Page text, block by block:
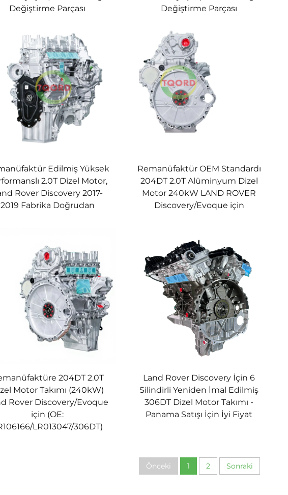
Değiştirme Parçası
Değiştirme Parçası
Edilmiş Yüksek
2.0T Dizel Motor,
Rover Discovery 2017-
2019 Fabrika Doğrudan
Remanüfaktür OEM Standardı
204DT 2.0T Alüminyum Dizel
Motor 240kW LAND ROVER
Discovery/Evoque için
204DT 2.0T
Motor Takımı (240kW)
Rover Discovery/Evoque
için (OE:
LR013047/306DT)
Land Rover Discovery İçin 6
Silindirli Yeniden İmal Edilmiş
306DT Dizel Motor Takımı -
Panama Satışı İçin İyi Fiyat
Önceki 1 2 Sonraki